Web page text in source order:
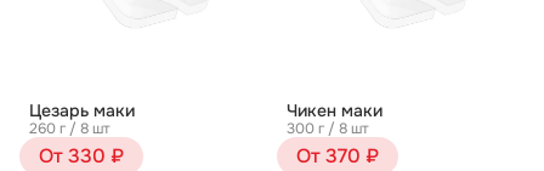
Цезарь маки
260 г / 8 шт
От 330 ₽
Чикен маки
300 г / 8 шт
От 370 ₽